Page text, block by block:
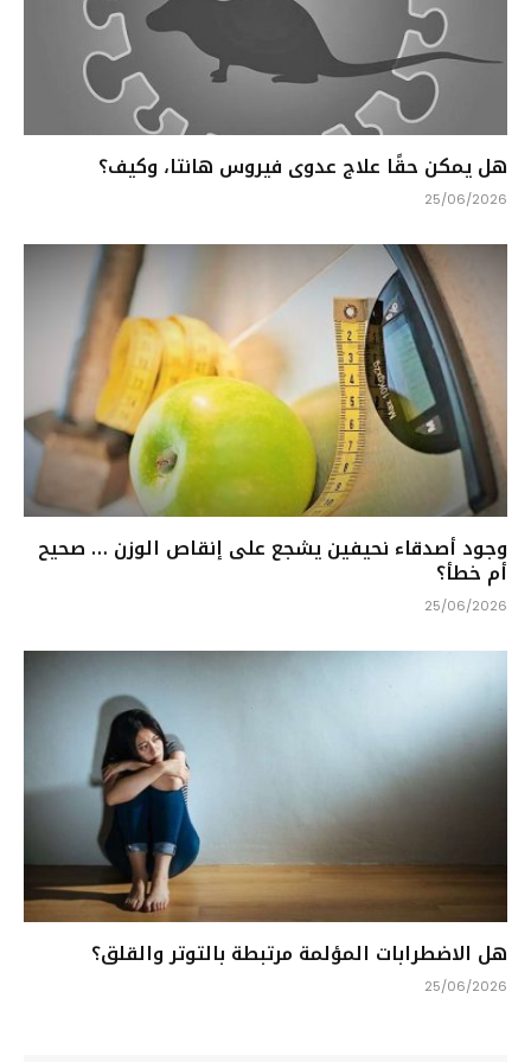
هل يمكن حقًا علاج عدوى فيروس هانتا، وكيف؟
25/06/2026
وجود أصدقاء نحيفين يشجع على إنقاص الوزن … صحيح
أم خطأ؟
25/06/2026
هل الاضطرابات المؤلمة مرتبطة بالتوتر والقلق؟
25/06/2026